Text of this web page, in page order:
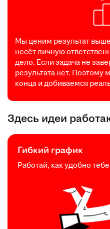
Мы ценим результат
несёт личную
дело. Если задача не
результата нет. Поэтому
конца и добиваемся
Здесь идеи
Гибкий график
Работай, как удобно тебе